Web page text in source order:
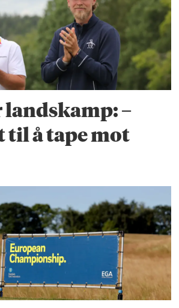
landskamp: –
å tape mot